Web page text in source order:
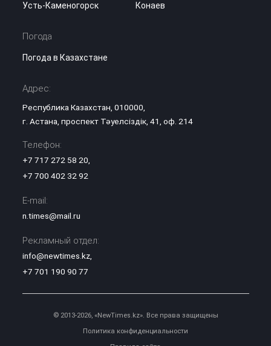
Усть-Каменогорск
Конаев
Погода
Погода в Казахстане
Адрес:
Республика Казахстан, 010000,
г. Астана, проспект Тәуелсіздік, 41, оф. 214
Телефон:
+7 717 272 58 20,
+7 700 402 32 92
E-mail:
n.times@mail.ru
Рекламный отдел:
info@newtimes.kz,
+7 701 190 90 77
© 2013-2026, «NewTimes.kz». Все права защищены
Политика конфиденциальности